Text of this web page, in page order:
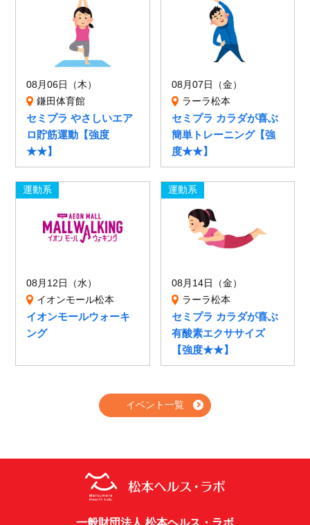
08月06日（木）
鎌田体育館
セミプラ やさしいエア
ロ貯筋運動【強度
★★】
08月07日（金）
ラーラ松本
セミプラ カラダが喜ぶ
簡単トレーニング【強
度★★】
運動系
08月12日（水）
イオンモール松本
イオンモールウォーキ
ング
運動系
08月14日（金）
ラーラ松本
セミプラ カラダが喜ぶ
有酸素エクササイズ
【強度★★】
イベント一覧
一般財団法人 松本ヘルス・ラボ